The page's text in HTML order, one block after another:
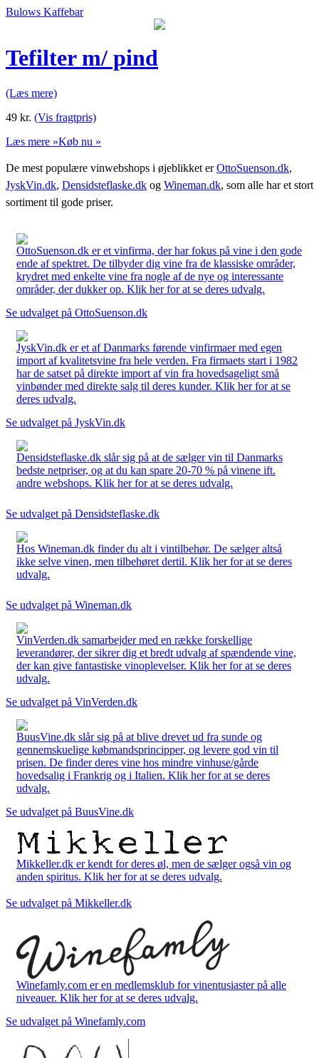
Bulows Kaffebar
Tefilter m/ pind
(Læs mere)
49 kr. (Vis fragtpris)
Læs mere »Køb nu »
De mest populære vinwebshops i øjeblikket erOttoSuenson.dk,
JyskVin.dk, Densidsteflaske.dk og Wineman.dk, som alle har et stort
sortiment til gode priser.
OttoSuenson.dk er et vinfirma, der har fokus på vine i den gode
ende af spektret. De tilbyder dig vine fra de klassiske områder,
krydret med enkelte vine fra nogle af de nye og interessante
områder, der dukker op. Klik her for at se deres udvalg.
Se udvalget på OttoSuenson.dk
JyskVin.dk er et af Danmarks førende vinfirmaer med egen
import af kvalitetsvine fra hele verden. Fra firmaets start i 1982
har de satset på direkte import af vin fra hovedsageligt små
vinbønder med direkte salg til deres kunder. Klik her for at se
deres udvalg.
Se udvalget på JyskVin.dk
Densidsteflaske.dk slår sig på at de sælger vin til Danmarks
bedste netpriser, og at du kan spare 20-70 % på vinene ift.
andre webshops. Klik her for at se deres udvalg.
Se udvalget på Densidsteflaske.dk
Hos Wineman.dk finder du alt i vintilbehør. De sælger altså
ikke selve vinen, men tilbehøret dertil. Klik her for at se deres
udvalg.
Se udvalget på Wineman.dk
VinVerden.dk samarbejder med en række forskellige
leverandører, der sikrer dig et bredt udvalg af spændende vine,
der kan give fantastiske vinoplevelser. Klik her for at se deres
udvalg.
Se udvalget på VinVerden.dk
BuusVine.dk slår sig på at blive drevet ud fra sunde og
gennemskuelige købmandsprincipper, og levere god vin til
prisen. De finder deres vine hos mindre vinhuse/gårde
hovedsalig i Frankrig og i Italien. Klik her for at se deres
udvalg.
Se udvalget på BuusVine.dk
Mikkeller.dk er kendt for deres øl, men de sælger også vin og
anden spiritus. Klik her for at se deres udvalg.
Se udvalget på Mikkeller.dk
Winefamly.com er en medlemsklub for vinentusiaster på alle
niveauer. Klik her for at se deres udvalg.
Se udvalget på Winefamly.com